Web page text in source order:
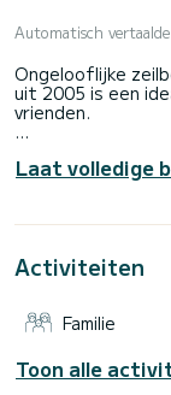
Automatisch
Ongelooflijke
uit 2005 is een
vrienden.
capaciteit van 6
meter is het uw
Primošten
Voor uw comfort
Furling genua.
Aarzel niet om
Laat volledige
Activiteiten
Familie
Toon alle